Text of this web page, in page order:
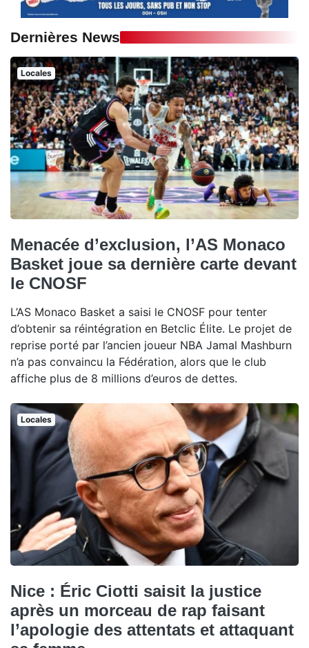
Dernières News
Locales
Menacée d’exclusion, l’AS Monaco
Basket joue sa dernière carte devant
le CNOSF
L’AS Monaco Basket a saisi le CNOSF pour tenter
d’obtenir sa réintégration en Betclic Élite. Le projet de
reprise porté par l’ancien joueur NBA Jamal Mashburn
n’a pas convaincu la Fédération, alors que le club
affiche plus de 8 millions d’euros de dettes.
Locales
Nice : Éric Ciotti saisit la justice
après un morceau de rap faisant
l’apologie des attentats et attaquant